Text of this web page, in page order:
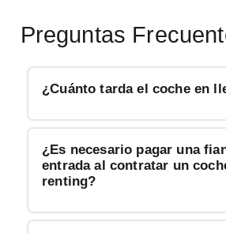
Preguntas
¿Cuánto tarda el coche en
¿Es necesario pagar una
entrada al contratar un
renting?